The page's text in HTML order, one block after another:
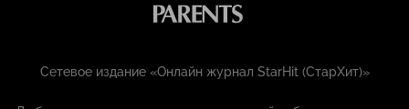
Сетевое издание «Онлайн журнал StarHit (СтарХит)»